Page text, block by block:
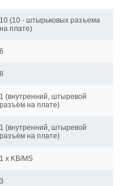
10 (10 - штырьковых разъема
на плате)
6
8
1 (внутренний, штыревой
разъём на плате)
1 (внутренний, штыревой
разъём на плате)
1 x KB/MS
3